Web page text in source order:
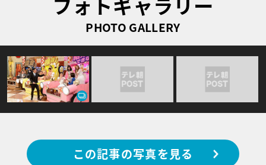
PHOTO GALLERY
この記事の写真を見る